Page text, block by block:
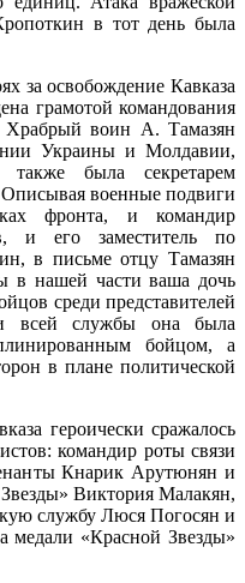
в тот день была
за освобождение Кавказа
грамотой командования
Храбрый воин А. Тамазян
Украины и Молдавии,
была секретарем
военные подвиги
фронта, и командир
и его заместитель по
в письме отцу Тамазян
в нашей части ваша дочь
среди представителей
всей службы она была
бойцом, а
в плане политической
героически сражалось
командир роты связи
Кнарик Арутюнян и
Виктория Малакян,
службу Люся Погосян и
медали «Красной Звезды»